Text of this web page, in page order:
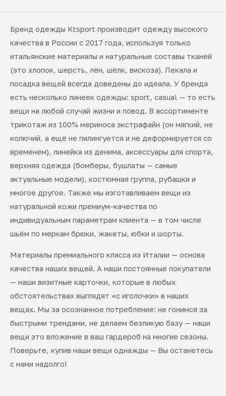
Бренд одежды Ktsport производит одежду высокого
качества в России с 2017 года, используя только
итальянские материалы и натуральные составы тканей
(это хлопок, шерсть, лён, шёлк, вискоза). Лекала и
посадка вещей всегда доведены до идеала. У бренда
есть несколько линеек одежды: sport, casual — то есть
вещи на любой случай жизни и повод. В ассортименте
трикотаж из 100% мериноса экстрафайн (он мягкий, не
колючий, а ещё не пилингуется и не деформируется со
временем), линейка из денима, аксессуары для спорта,
верхняя одежда (бомберы, бушлаты — самые
актуальные модели), костюмная группа, рубашки и
многое другое. Также мы изготавливаем вещи из
натуральной кожи премиум-качества по
индивидуальным параметрам клиента — в том числе
шьём по меркам брюки, жакеты, юбки и шорты.
Материалы премиального класса из Италии — основа
качества наших вещей. А наши постоянные покупатели
— наши визитные карточки, которые в любых
обстоятельствах выглядят «с иголочки» в наших
вещах. Мы за осознанное потребление: не гонимся за
быстрыми трендами, не делаем безликую базу — наши
вещи это вложение в ваш гардероб на многие сезоны.
Поверьте, купив наши вещи однажды — Вы останетесь
с нами надолго!